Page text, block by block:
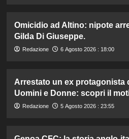
Omicidio ad Altino: nipote
Gilda Di Giuseppe.
Redazione 6 Agosto 2026 : 18:00
Arrestato un ex protagonista
Uomini e Donne: scopri il
Redazione 5 Agosto 2026 : 23:55